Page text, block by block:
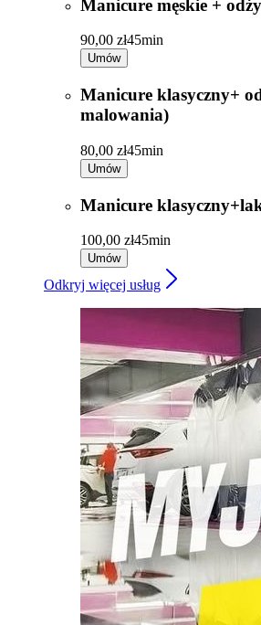
Manicure męskie +
90,00 zł45min
Umów
Manicure klasyczny+
malowania)
80,00 zł45min
Umów
Manicure
100,00 zł45min
Umów
Odkryj więcej usług